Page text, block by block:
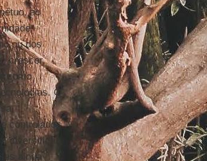
ao
ou dos
crescer,
como
O
controlados
diversificar
ainda